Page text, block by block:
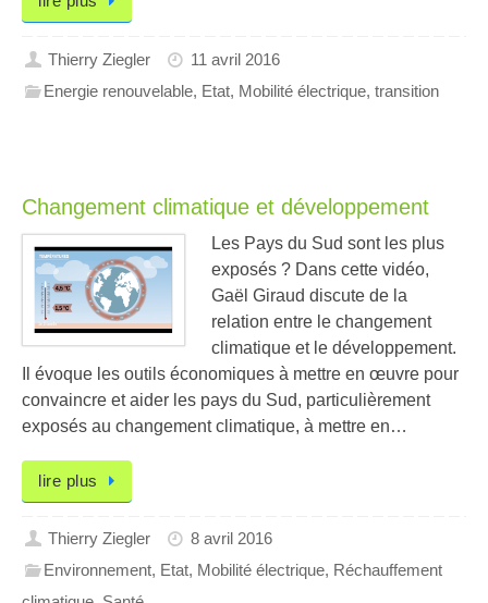
Thierry Ziegler
11 avril 2016
Energie renouvelable, Etat, Mobilité électrique,transition
Changement climatique et développement
Les Pays du Sud sont les plus
exposés ? Dans cette vidéo,
Gaël Giraud discute de la
relation entre le changement
climatique et le développement.
Il évoque les outils économiques à mettre en œuvre pour
convaincre et aider les pays du Sud, particulièrement
exposés au changement climatique, à mettre en…
lire plus
Thierry Ziegler
8 avril 2016
Environnement, Etat, Mobilité électrique, Réchauffement